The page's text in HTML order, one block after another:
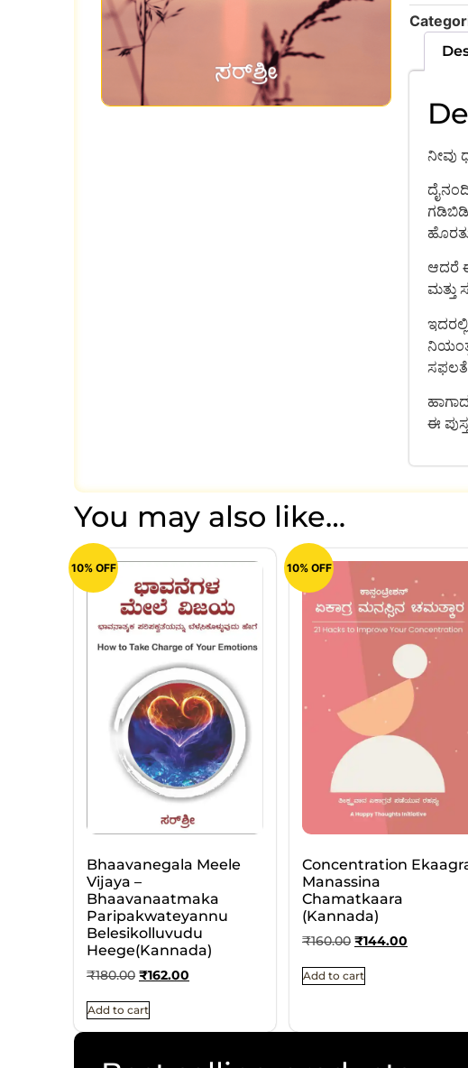
ನೀವು
ಆದರೆ
ಮತ್ತು
ಈ
You may also like…
10% OFF
Bhaavanegala Meele
Vijaya –
Bhaavanaatmaka
Paripakwateyannu
Belesikolluvudu
Heege(Kannada)
₹180.00 ₹162.00
Add to cart
10% OFF
Concentration
Manassina
Chamatkaara
(Kannada)
₹160.00 ₹144.00
Add to cart